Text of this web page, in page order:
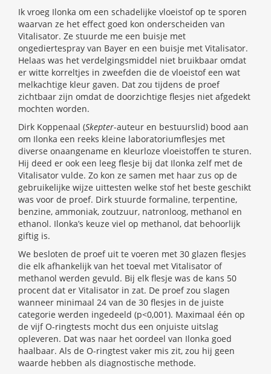
Ik vroeg Ilonka om een schadelijke vloeistof op te sporen
waarvan ze het effect goed kon onderscheiden van
Vitalisator. Ze stuurde me een buisje met
ongediertespray van Bayer en een buisje met Vitalisator.
Helaas was het verdelgingsmiddel niet bruikbaar omdat
er witte korreltjes in zweefden die de vloeistof een wat
melkachtige kleur gaven. Dat zou tijdens de proef
zichtbaar zijn omdat de doorzichtige flesjes niet afgedekt
mochten worden.
Dirk Koppenaal (Skepter-auteur en bestuurslid) bood aan
om Ilonka een reeks kleine laboratoriumflesjes met
diverse onaangename en kleurloze vloeistoffen te sturen.
Hij deed er ook een leeg flesje bij dat Ilonka zelf met de
Vitalisator vulde. Zo kon ze samen met haar zus op de
gebruikelijke wijze uittesten welke stof het beste geschikt
was voor de proef. Dirk stuurde formaline, terpentine,
benzine, ammoniak, zoutzuur, natronloog, methanol en
ethanol. Ilonka’s keuze viel op methanol, dat behoorlijk
giftig is.
We besloten de proef uit te voeren met 30 glazen flesjes
die elk afhankelijk van het toeval met Vitalisator of
methanol werden gevuld. Bij elk flesje was de kans 50
procent dat er Vitalisator in zat. De proef zou slagen
wanneer minimaal 24 van de 30 flesjes in de juiste
categorie werden ingedeeld (p<0,001). Maximaal één op
de vijf O-ringtests mocht dus een onjuiste uitslag
opleveren. Dat was naar het oordeel van Ilonka goed
haalbaar. Als de O-ringtest vaker mis zit, zou hij geen
waarde hebben als diagnostische methode.